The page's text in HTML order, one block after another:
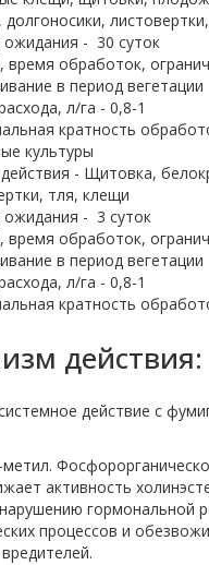
долгоносики,
ожидания - 30 суток
время обработок,
в период вегетации
л/га - 0,8-1
кратность
культуры
- Щитовка,
тля, клещи
ожидания - 3 суток
время обработок,
в период вегетации
л/га - 0,8-1
кратность
действия:
действие с
активность
гормональной
процессов и